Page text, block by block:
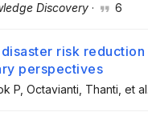
Discovery · 6
risk
perspectives
P , Octavianti, Thanti , et al.